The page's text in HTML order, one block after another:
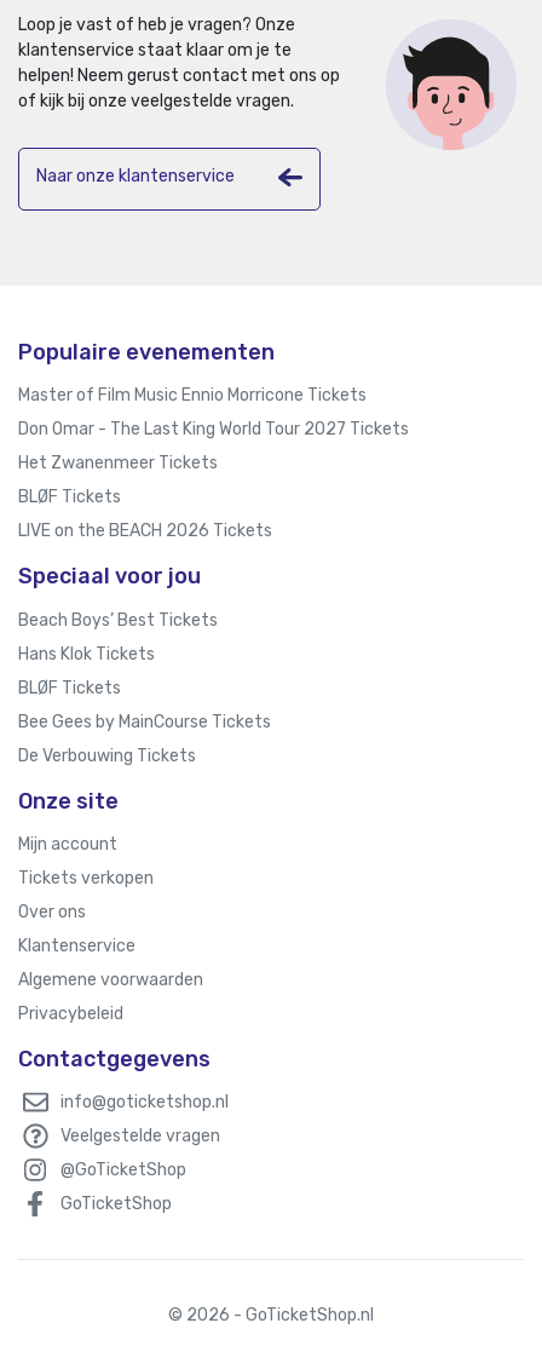
Loop je vast of heb je vragen? Onze
klantenservice staat klaar om je te
helpen! Neem gerust contact met ons op
of kijk bij onze veelgestelde vragen.
Naar onze klantenservice
Populaire evenementen
Master of Film Music Ennio Morricone Tickets
Don Omar - The Last King World Tour 2027 Tickets
Het Zwanenmeer Tickets
BLØF Tickets
LIVE on the BEACH 2026 Tickets
Speciaal voor jou
Beach Boys’ Best Tickets
Hans Klok Tickets
BLØF Tickets
Bee Gees by MainCourse Tickets
De Verbouwing Tickets
Onze site
Mijn account
Tickets verkopen
Over ons
Klantenservice
Algemene voorwaarden
Privacybeleid
Contactgegevens
info@goticketshop.nl
Veelgestelde vragen
@GoTicketShop
GoTicketShop
© 2026 - GoTicketShop.nl